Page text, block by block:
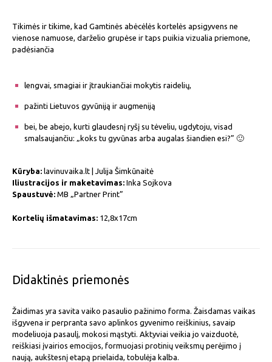
Tikimės ir tikime, kad Gamtinės abėcėlės kortelės apsigyvens ne
vienose namuose, darželio grupėse ir taps puikia vizualia priemone,
padėsiančia
lengvai, smagiai ir įtraukiančiai mokytis raidelių,
pažinti Lietuvos gyvūniją ir augmeniją
bei, be abejo, kurti glaudesnį ryšį su tėveliu, ugdytoju, visad
smalsaujančiu: „koks tu gyvūnas arba augalas šiandien esi?” 🙂
Kūryba: lavinuvaika.lt | Julija Šimkūnaitė
Iliustracijos ir maketavimas: Inka Sojkova
Spaustuvė: MB „Partner Print”
Kortelių išmatavimas: 12,8x17cm
Didaktinės priemonės
Žaidimas yra savita vaiko pasaulio pažinimo forma. Žaisdamas vaikas
išgyvena ir perpranta savo aplinkos gyvenimo reiškinius, savaip
modeliuoja pasaulį, mokosi mąstyti. Aktyviai veikia jo vaizduotė,
reiškiasi įvairios emocijos, formuojasi protinių veiksmų perėjimo į
naują, aukštesnį etapą prielaida, tobulėja kalba.